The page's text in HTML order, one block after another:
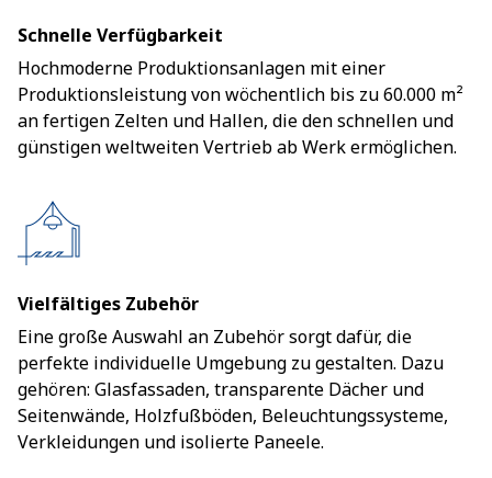
Schnelle Verfügbarkeit
Hochmoderne Produktionsanlagen mit einer
Produktionsleistung von wöchentlich bis zu 60.000 m²
an fertigen Zelten und Hallen, die den schnellen und
günstigen weltweiten Vertrieb ab Werk ermöglichen.
Vielfältiges Zubehör
Eine große Auswahl an Zubehör sorgt dafür, die
perfekte individuelle Umgebung zu gestalten. Dazu
gehören: Glasfassaden, transparente Dächer und
Seitenwände, Holzfußböden, Beleuchtungssysteme,
Verkleidungen und isolierte Paneele.